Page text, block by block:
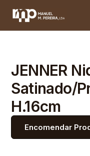
JENNER
Satinado/
H.16cm
Encomendar